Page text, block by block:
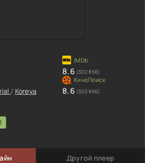
/ Koreya
8.6 (302 856)
8.6 (302 856)
Другой плеер